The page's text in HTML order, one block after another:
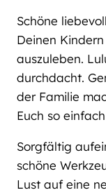
Schöne
Deinen
auszuleben.
durchdacht.
der Familie
Euch so
Sorgfältig
schöne
Lust auf eine